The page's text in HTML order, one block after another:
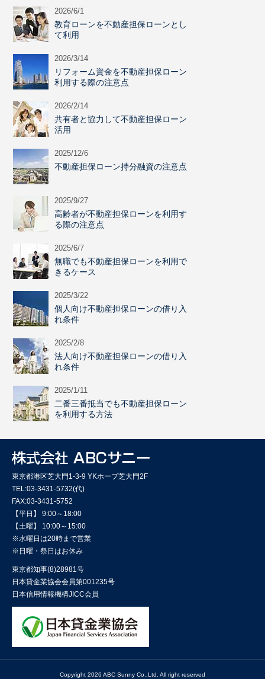
2026/6/1
教育ローンを不動産担保ローンとし
て利用
2026/3/14
リフォーム資金を不動産担保ローン
利用する際の注意点
2026/2/14
共有者と協力して不動産担保ローン
活用
2025/12/6
不動産担保ローン持分融資の注意点
2025/9/27
高齢者が不動産担保ローンを利用す
る際の注意点
2025/6/7
無職でも不動産担保ローンを利用で
きるケース
2025/3/22
個人向け不動産担保ローンの借り入
れ条件
2025/2/8
法人向け不動産担保ローンの借り入
れ条件
2025/1/11
二番三番抵当でも不動産担保ローン
を利用する方法
東京都港区芝大門1-3-9 YKホープ芝大門2F
TEL:03-3431-5732(代)
FAX:03-3431-5752
【平日】 9:00～18:00
【土曜】 10:00～15:00
※水曜日は20時まで営業
※日曜・祭日はお休み
東京都知事(8)28981号
日本貸金業協会会員第001235号
日本信用情報機構JICC会員
Copyright 2026 ABC Sunny Co.,Ltd. All right reserved